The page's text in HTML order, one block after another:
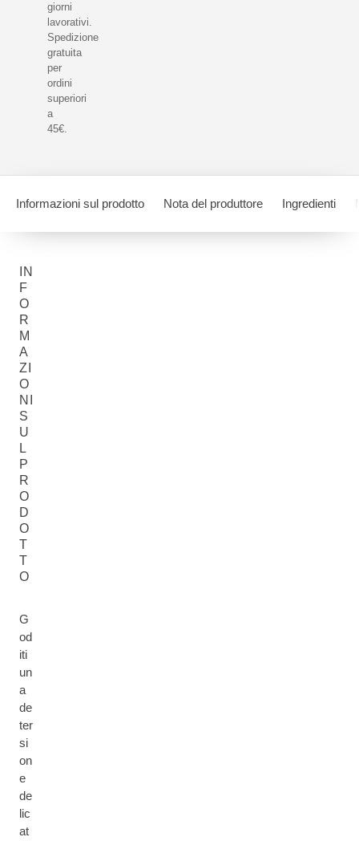
giorni
lavorativi.
Spedizione
gratuita
per
ordini
superiori
a
45€.
Informazioni sul prodotto Nota del produttore Ingredienti
IN
F
O
R
M
A
ZI
O
NI
S
U
L
P
R
O
D
O
T
T
O
G
od
iti
un
a
de
ter
si
on
e
de
lic
at